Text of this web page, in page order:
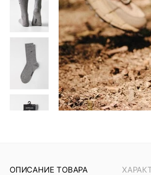
ОПИСАНИЕ ТОВАРА